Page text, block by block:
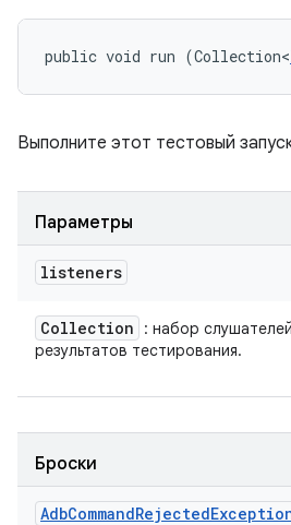
public void run (Collection<
Выполните этот тестовый
Параметры
listeners
Collection
: набор
результатов тестирования.
Броски
AdbCommandRejected